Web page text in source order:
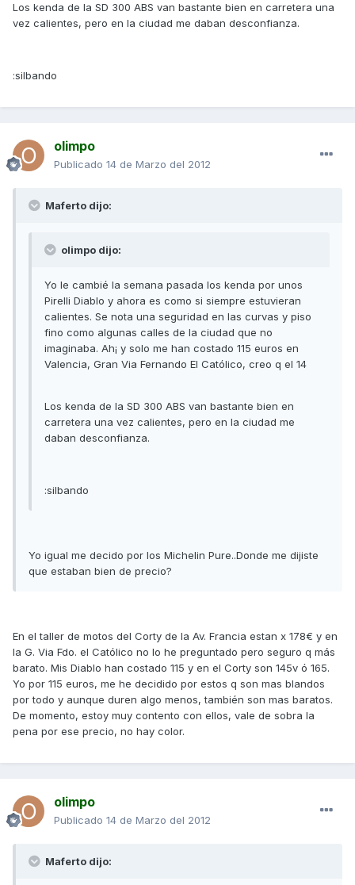
Los kenda de la SD 300 ABS van bastante bien en carretera una
vez calientes, pero en la ciudad me daban desconfianza.
:silbando
olimpo
Publicado 14 de Marzo del 2012
Maferto dijo:
olimpo dijo:
Yo le cambié la semana pasada los kenda por unos
Pirelli Diablo y ahora es como si siempre estuvieran
calientes. Se nota una seguridad en las curvas y piso
fino como algunas calles de la ciudad que no
imaginaba. Ah¡ y solo me han costado 115 euros en
Valencia, Gran Via Fernando El Católico, creo q el 14
Los kenda de la SD 300 ABS van bastante bien en
carretera una vez calientes, pero en la ciudad me
daban desconfianza.
:silbando
Yo igual me decido por los Michelin Pure..Donde me dijiste
que estaban bien de precio?
En el taller de motos del Corty de la Av. Francia estan x 178€ y en
la G. Via Fdo. el Católico no lo he preguntado pero seguro q más
barato. Mis Diablo han costado 115 y en el Corty son 145v ó 165.
Yo por 115 euros, me he decidido por estos q son mas blandos
por todo y aunque duren algo menos, también son mas baratos.
De momento, estoy muy contento con ellos, vale de sobra la
pena por ese precio, no hay color.
olimpo
Publicado 14 de Marzo del 2012
Maferto dijo: